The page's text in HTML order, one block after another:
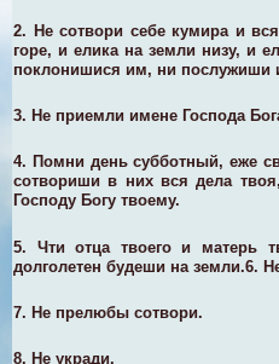
2. Не сотвори себе кумира и
горе, и елика на земли низу, и
поклонишися им, ни послужиши
3. Не приемли имене Господа
4. Помни день субботный, еже
сотвориши в них вся дела
Господу Богу твоему.
5.
Чти отца твоего и матерь
долголетен будеши на земли.6.
7. Не прелюбы сотвори.
8. Не укради.